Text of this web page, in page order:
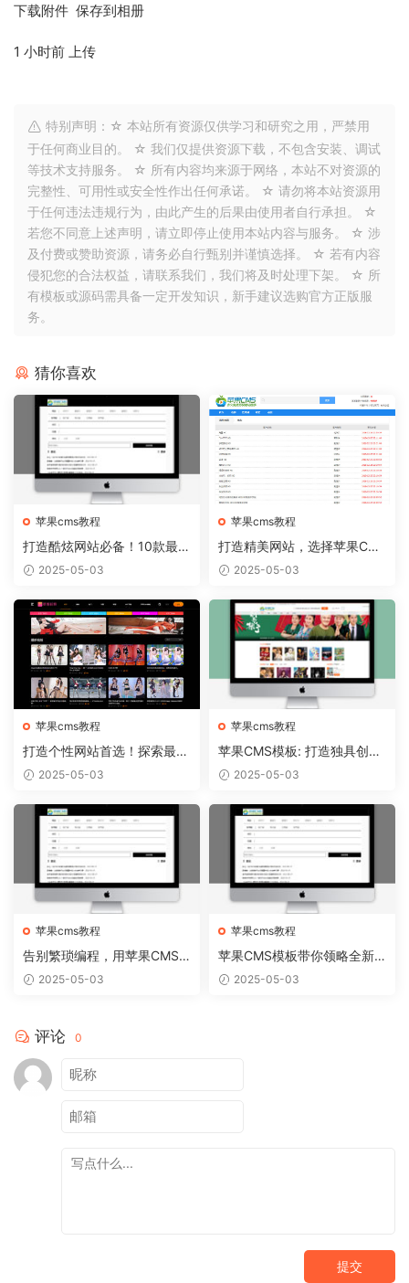
下载附件 保存到相册
1 小时前 上传
特别声明：☆ 本站所有资源仅供学习和研究之用，严禁用
于任何商业目的。 ☆ 我们仅提供资源下载，不包含安装、调试
等技术支持服务。 ☆ 所有内容均来源于网络，本站不对资源的
完整性、可用性或安全性作出任何承诺。 ☆ 请勿将本站资源用
于任何违法违规行为，由此产生的后果由使用者自行承担。 ☆
若您不同意上述声明，请立即停止使用本站内容与服务。 ☆ 涉
及付费或赞助资源，请务必自行甄别并谨慎选择。 ☆ 若有内容
侵犯您的合法权益，请联系我们，我们将及时处理下架。 ☆ 所
有模板或源码需具备一定开发知识，新手建议选购官方正版服
务。
猜你喜欢
苹果cms教程
打造酷炫网站必备！10款最热
门的苹果CMS模板推荐
2025-05-03
苹果cms教程
打造精美网站，选择苹果CM
S模板从容实现
2025-05-03
苹果cms教程
打造个性网站首选！探索最新
苹果CMS模板趋势
2025-05-03
苹果cms教程
苹果CMS模板: 打造独具创意
的个人博客！
2025-05-03
苹果cms教程
告别繁琐编程，用苹果CMS
模板轻松搭建个性网站
2025-05-03
苹果cms教程
苹果CMS模板带你领略全新
网站视觉盛宴
2025-05-03
评论 0
提交